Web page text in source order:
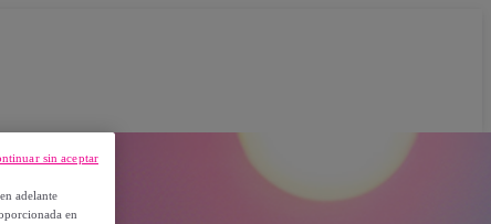
adelante
en
sin aceptar